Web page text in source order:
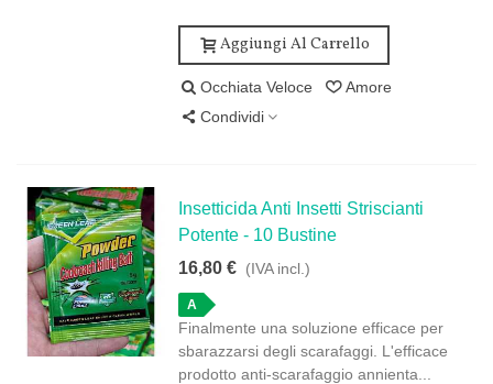
Aggiungi Al Carrello
Occhiata Veloce
Amore
Condividi
Insetticida Anti Insetti Striscianti
Potente - 10 Bustine
16,80 € (IVA incl.)
A
Finalmente una soluzione efficace per
sbarazzarsi degli scarafaggi. L'efficace
prodotto anti-scarafaggio annienta...